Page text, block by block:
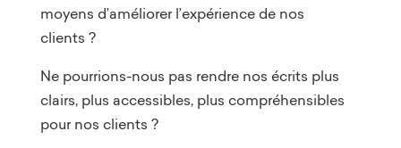
moyens d’améliorer l’expérience de nos
clients ?
Ne pourrions-nous pas rendre nos écrits plus
clairs, plus accessibles, plus compréhensibles
pour nos clients ?